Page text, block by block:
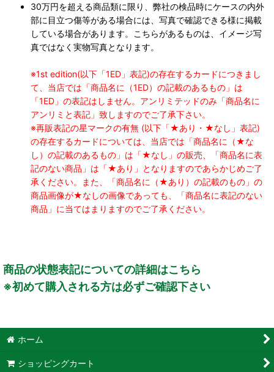
30万円を超える商品類に限り、弊社の検品時にケースの内外
部に目立つ傷等がある場合には、写真で確認できる様に掲載
している場合があります。こちらがあるものは、イメージ写
真ではなく実物写真となります。
※1st edition(以下「1ED」表記)の存在するカードにつきまし
て、当店では「商品名に（1ED）の記載のあるもの」は
「1ED」の表記はしません。アンリミテッドのみ「商品名に
アンリミと表記」致しますのでご了承下さい。
※再販表記の星マークの有無 (以下「★あり・★なし」表記)
の存在するカードについては、当店では「商品名に（★な
し）の記載のあるもの」は「★なし」の販売、「商品名に表
記のない商品」は「★あり」となりますのであらかじめご了
承ください。また、「商品名に（★あり）の記載のもの」の
商品画像が★なしの画像であっても、「商品名に表記のない
商品」に当てはまりますのでご了承ください。
商品の状態表記についての詳細はこちら
※初めて購入される方は必ずご確認下さい
ホーム
ショッピングカート